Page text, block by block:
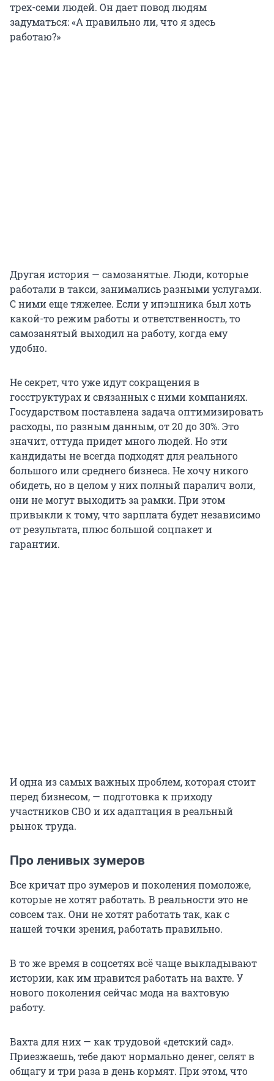
трех-семи людей. Он дает повод людям
задуматься: «А правильно ли, что я здесь
работаю?»
Другая история — самозанятые. Люди, которые
работали в такси, занимались разными услугами.
С ними еще тяжелее. Если у ипэшника был хоть
какой-то режим работы и ответственность, то
самозанятый выходил на работу, когда ему
удобно.
Не секрет, что уже идут сокращения в
госструктурах и связанных с ними компаниях.
Государством поставлена задача оптимизировать
расходы, по разным данным, от 20 до 30%. Это
значит, оттуда придет много людей. Но эти
кандидаты не всегда подходят для реального
большого или среднего бизнеса. Не хочу никого
обидеть, но в целом у них полный паралич воли,
они не могут выходить за рамки. При этом
привыкли к тому, что зарплата будет независимо
от результата, плюс большой соцпакет и
гарантии.
И одна из самых важных проблем, которая стоит
перед бизнесом, — подготовка к приходу
участников СВО и их адаптация в реальный
рынок труда.
Про ленивых зумеров
Все кричат про зумеров и поколения помоложе,
которые не хотят работать. В реальности это не
совсем так. Они не хотят работать так, как с
нашей точки зрения, работать правильно.
В то же время в соцсетях всё чаще выкладывают
истории, как им нравится работать на вахте. У
нового поколения сейчас мода на вахтовую
работу.
Вахта для них — как трудовой «детский сад».
Приезжаешь, тебе дают нормально денег, селят в
общагу и три раза в день кормят. При этом, что